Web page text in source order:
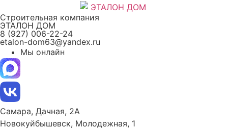
к
содержимому
Строительная компания
ЭТАЛОН ДОМ
8 (927) 006-22-24
etalon-dom63@yandex.ru
Мы онлайн
Самара, Дачная, 2А
Новокуйбышевск, Молодежная, 1